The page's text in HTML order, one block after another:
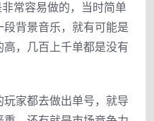
常容易做的，当时简单
背景音乐，就有可能是
，几百上千单都是没有
家都去做出单号，就导